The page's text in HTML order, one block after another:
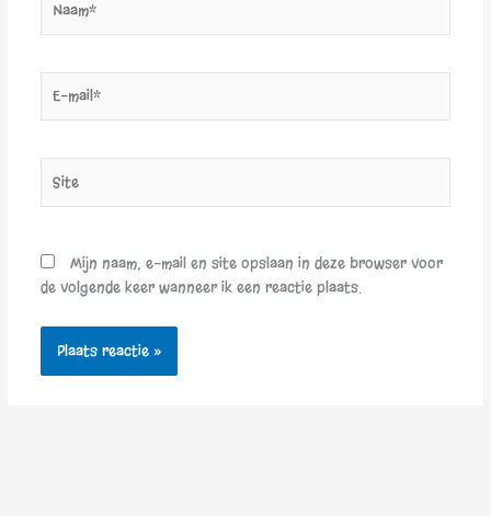
mail*
Mijn naam, e-mail en site opslaan in deze browser voor
de volgende keer wanneer ik een reactie plaats.